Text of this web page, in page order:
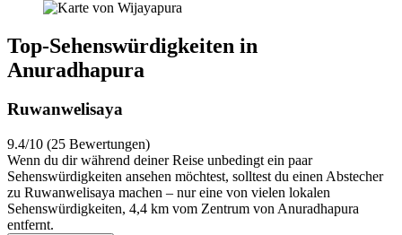
Top-Sehenswürdigkeiten in
Anuradhapura
Ruwanwelisaya
9.4/10 (25 Bewertungen)
Wenn du dir während deiner Reise unbedingt ein paar
Sehenswürdigkeiten ansehen möchtest, solltest du einen Abstecher
zu Ruwanwelisaya machen – nur eine von vielen lokalen
Sehenswürdigkeiten, 4,4 km vom Zentrum von Anuradhapura
entfernt.